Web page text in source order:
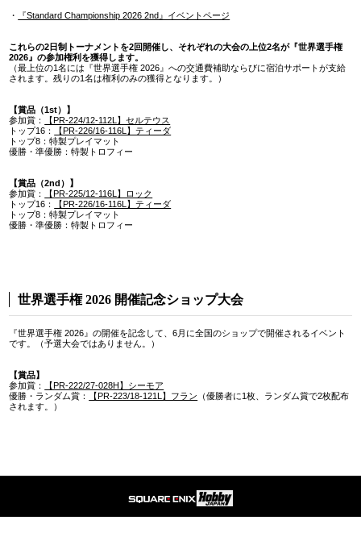
・ 『Standard Championship 2026 2nd』イベントページ
これらの2日制トーナメントを2回開催し、それぞれの大会の上位2名が『世界選手権
2026』の参加権利を獲得します。
（最上位の1名には『世界選手権 2026』への交通費補助ならびに宿泊サポートが支給
されます。残りの1名は権利のみの獲得となります。）
【賞品（1st）】
参加賞：
【PR-224/12-112L】セルテウス
トップ16：
【PR-226/16-116L】ティーダ
トップ8：特製プレイマット
優勝・準優勝：特製トロフィー
【賞品（2nd）】
参加賞：
【PR-225/12-116L】ロック
トップ16：
【PR-226/16-116L】ティーダ
トップ8：特製プレイマット
優勝・準優勝：特製トロフィー
世界選手権 2026 開催記念ショップ大会
『世界選手権 2026』の開催を記念して、6月に全国のショップで開催されるイベント
です。（予選大会ではありません。）
【賞品】
参加賞：
【PR-222/27-028H】シーモア
優勝・ランダム賞：
【PR-223/18-121L】フラン
（優勝者に1枚、ランダム賞で2枚配布
されます。）